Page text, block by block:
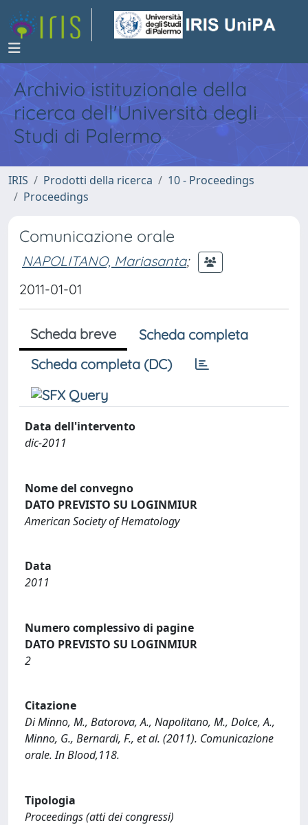
Archivio istituzionale della
ricerca dell'Università degli
Studi di Palermo
IRIS Prodotti della ricerca
10 - Proceedings
Proceedings
Comunicazione orale
NAPOLITANO, Mariasanta;
2011-01-01
Scheda breve
Scheda completa
Scheda completa (DC)
Data dell'intervento
dic-2011
Nome del convegno
DATO PREVISTO SU LOGINMIUR
American Society of Hematology
Data
2011
Numero complessivo di pagine
DATO PREVISTO SU LOGINMIUR
2
Citazione
Di Minno, M., Batorova, A., Napolitano, M., Dolce, A.,
Minno, G., Bernardi, F., et al. (2011). Comunicazione
orale. In Blood,118.
Tipologia
Proceedings (atti dei congressi)